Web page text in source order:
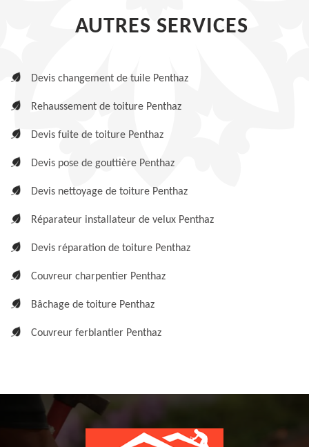
AUTRES SERVICES
Devis changement de tuile Penthaz
Rehaussement de toiture Penthaz
Devis fuite de toiture Penthaz
Devis pose de gouttière Penthaz
Devis nettoyage de toiture Penthaz
Réparateur installateur de velux Penthaz
Devis réparation de toiture Penthaz
Couvreur charpentier Penthaz
Bâchage de toiture Penthaz
Couvreur ferblantier Penthaz